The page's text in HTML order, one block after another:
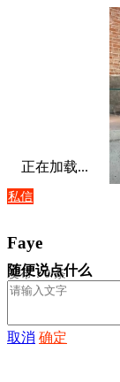
私信
Faye
发布：0 条
正在加载...
随便说点什么
取消 确定